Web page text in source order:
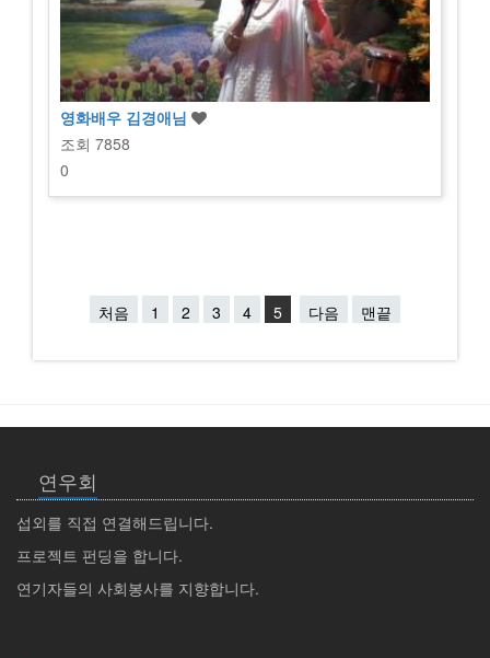
영화배우 김경애님
조회 7858
0
처음 1 2 3 4 5 다음 맨끝
연우회
섭외를 직접 연결해드립니다.
프로젝트 펀딩을 합니다.
연기자들의 사회봉사를 지향합니다.